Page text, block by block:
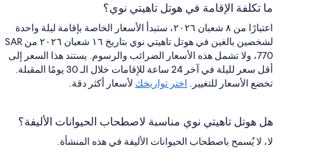
ما تكلفة الإقامة في هوتل تاهيتي نوي؟
اعتبارًا من ٨ شعبان ٢٠٢٦، ستبدأ الأسعار الخاصة بإقامة ليلة واحدة
لشخصين بالغين في هوتل تاهيتي نوي بتاريخ ١٦ شعبان ٢٠٢٦ من SAR
770، ولا تشمل هذه الأسعار الضرائب والرسوم. يستند هذا السعر إلى
أقل سعر لليلة في آخر 24 ساعة للإقامات خلال الـ 30 يومًا المقبلة.
تخضع الأسعار للتغيير. اختر تواريخك لأسعار أكثر دقة.
هل هوتل تاهيتي نوي مناسبة لاصطحاب الحيوانات الأليفة؟
لا، لا يُسمح باصطحاب الحيوانات الأليفة في هذه المنشأة.